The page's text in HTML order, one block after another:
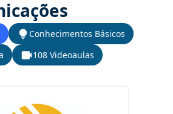
Conhecimentos Básicos
108 Videoaulas